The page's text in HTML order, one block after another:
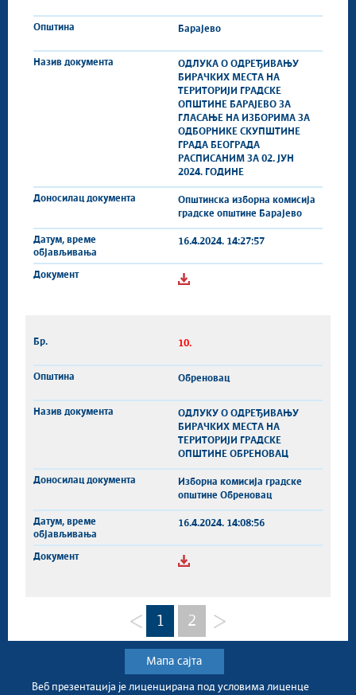
Барајево
ОДЛУКА О ОДРЕЂИВАЊУ
БИРАЧКИХ МЕСТА НА
ТЕРИТОРИЈИ ГРАДСКЕ
ОПШТИНЕ БАРАЈЕВО ЗА
ГЛАСАЊЕ НА ИЗБОРИМА ЗА
ОДБОРНИКЕ СКУПШТИНЕ
ГРАДА БЕОГРАДА
РАСПИСАНИМ ЗА 02. ЈУН
2024. ГОДИНЕ
Општинска изборна комисија
градске општине Барајево
16.4.2024. 14:27:57
10.
Обреновац
ОДЛУКУ О ОДРЕЂИВАЊУ
БИРАЧКИХ МЕСТА НА
ТЕРИТОРИЈИ ГРАДСКЕ
ОПШТИНЕ ОБРЕНОВАЦ
Изборна комисија градске
општине Обреновац
16.4.2024. 14:08:56
1 2
Мапа сајта
Веб презентација jе лиценциранa под условима лиценце